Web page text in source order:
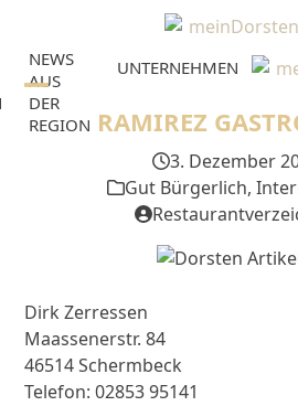
content
NEWS
AUS
DER
REGION
UNTERNEHMEN
Open
Close
RAMIREZ
3. Dezember
Gut Bürgerlich,
Dirk Zerressen
Maassenerstr. 84
46514 Schermbeck
Telefon: 02853 95141